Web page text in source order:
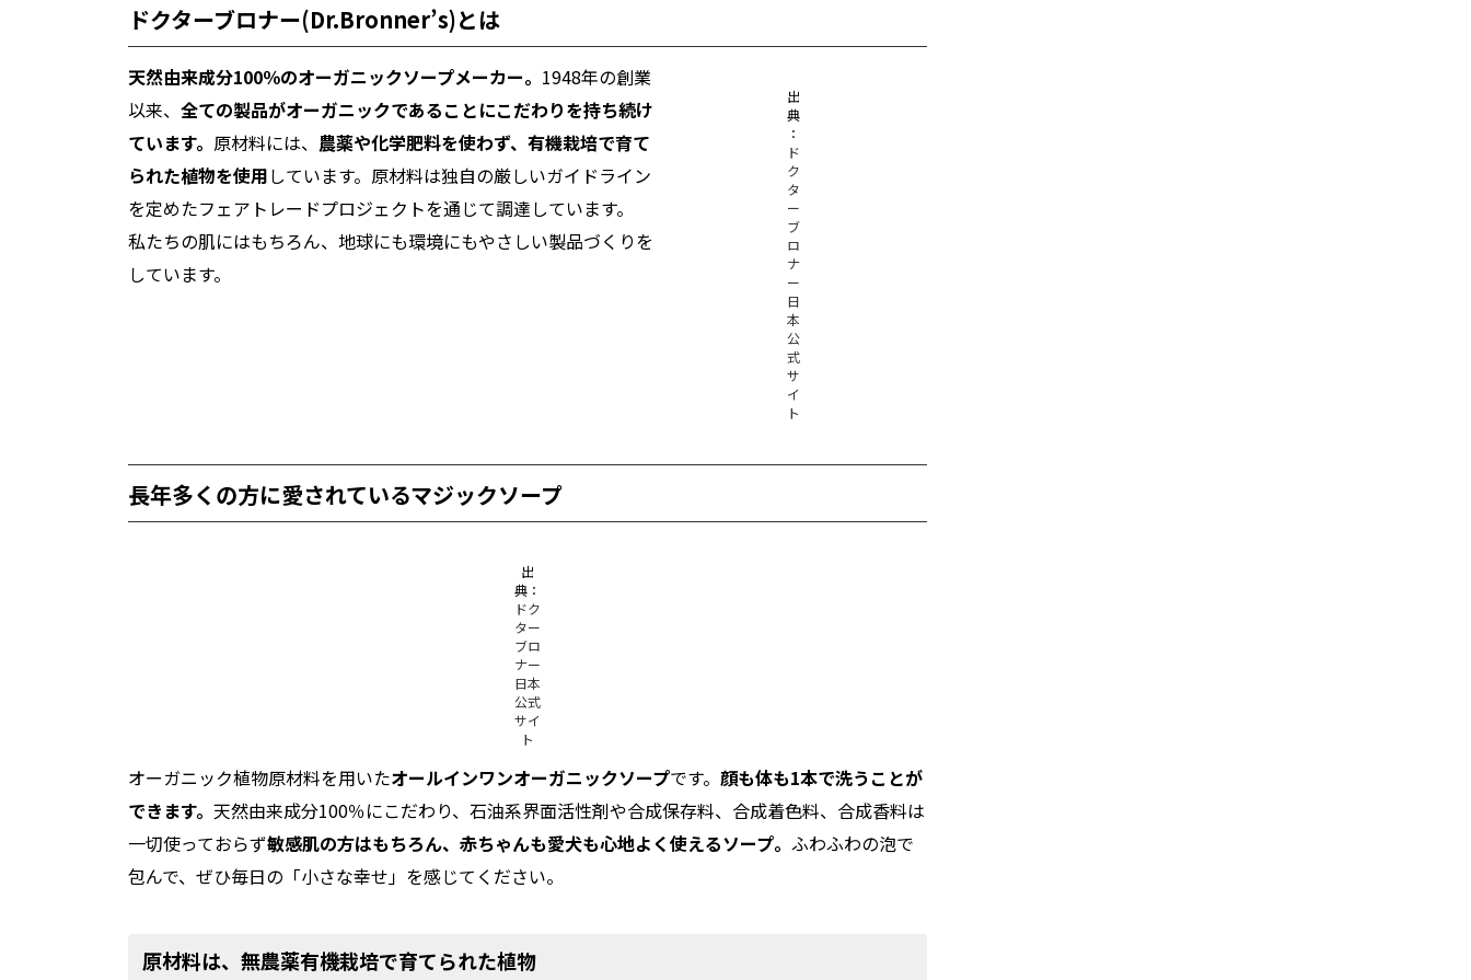
ドクターブロナー(Dr.Bronner’s)とは
天然由来成分100％のオーガニックソープメーカー。 1948年の創業
以来、全ての製品がオーガニックであることにこだわりを持ち続け
ています。 原材料には、 農薬や化学肥料を使わず、有機栽培で育て
られた植物を使用しています。原材料は独自の厳しいガイドライン
を定めたフェアトレードプロジェクトを通じて調達しています。
私たちの肌にはもちろん、地球にも環境にもやさしい製品づくりを
しています。
出
典
：
ド
ク
タ
ー
ブ
ロ
ナ
ー
日
本
公
式
サ
イ
ト
長年多くの方に愛されているマジックソープ
出
典：
ドク
ター
ブロ
ナー
日本
公式
サイ
ト
オーガニック植物原材料を用いたオールインワンオーガニックソープです。顔も体も1本で洗うことが
できます。天然由来成分100％にこだわり、石油系界面活性剤や合成保存料、合成着色料、合成香料は
一切使っておらず敏感肌の方はもちろん、赤ちゃんも愛犬も心地よく使えるソープ。ふわふわの泡で
包んで、ぜひ毎日の「小さな幸せ」を感じてください。
原材料は、無農薬有機栽培で育てられた植物